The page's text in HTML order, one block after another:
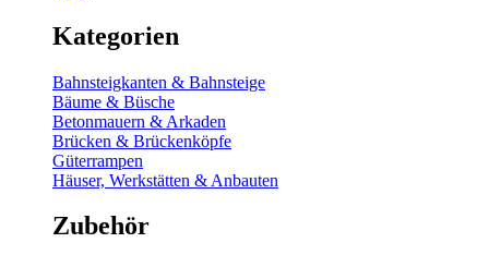
Kategorien
Bahnsteigkanten & Bahnsteige
Bäume & Büsche
Betonmauern & Arkaden
Brücken & Brückenköpfe
Güterrampen
Häuser, Werkstätten & Anbauten
Zubehör